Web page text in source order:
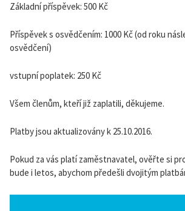
Základní příspěvek: 500 Kč
Příspěvek s osvědčením: 1000 Kč (od roku
osvědčení)
vstupní poplatek: 250 Kč
Všem členům, kteří již zaplatili, děkujeme.
Platby jsou aktualizovány k 25.10.2016.
Pokud za vás platí zaměstnavatel, ověřte si
bude i letos, abychom předešli dvojitým